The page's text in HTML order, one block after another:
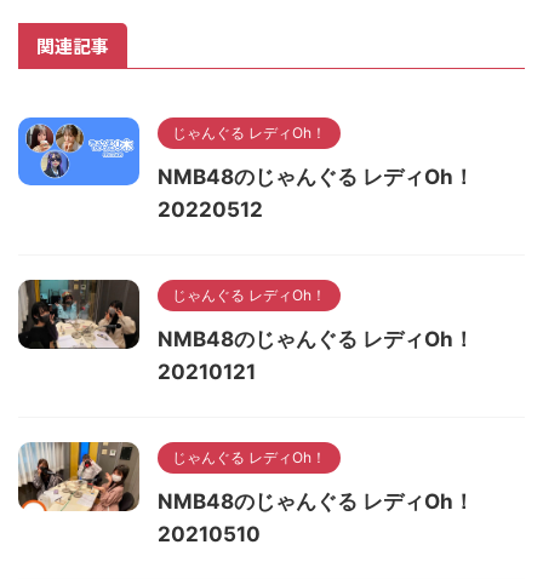
関連記事
じゃんぐる レディOh！
NMB48のじゃんぐる レディOh！
20220512
じゃんぐる レディOh！
NMB48のじゃんぐる レディOh！
20210121
じゃんぐる レディOh！
NMB48のじゃんぐる レディOh！
20210510